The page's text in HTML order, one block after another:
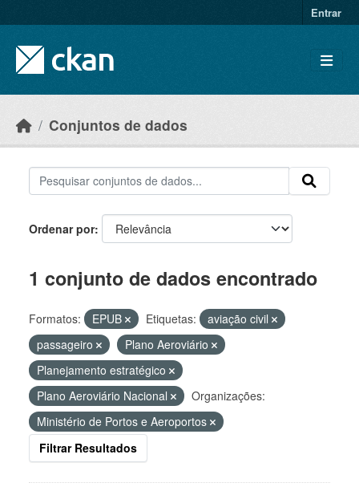
Entrar
Conjuntos de dados
Ordenar por
1 conjunto de dados encontrado
Formatos: EPUB Etiquetas:
aviação civil
passageiro
Plano Aeroviário
Planejamento estratégico
Plano Aeroviário Nacional
Organizações:
Ministério de Portos e Aeroportos
Filtrar Resultados